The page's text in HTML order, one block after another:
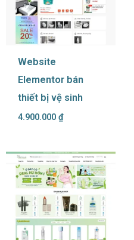
Website
Elementor bán
thiết bị vệ sinh
4.900.000 ₫